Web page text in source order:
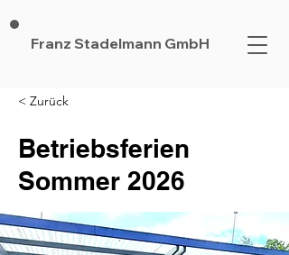
Franz Stadelmann GmbH
< Zurück
Betriebsferien
Sommer 2026